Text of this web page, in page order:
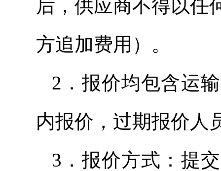
后，供应商不得以任
方追加费用）。
2．报价均包含运
内报价，过期报价人
3．报价方式：提